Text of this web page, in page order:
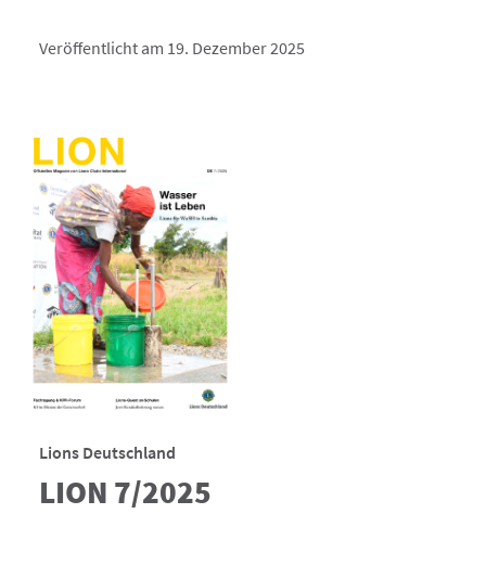
Veröffentlicht am 19. Dezember 2025
Lions Deutschland
LION 7/2025